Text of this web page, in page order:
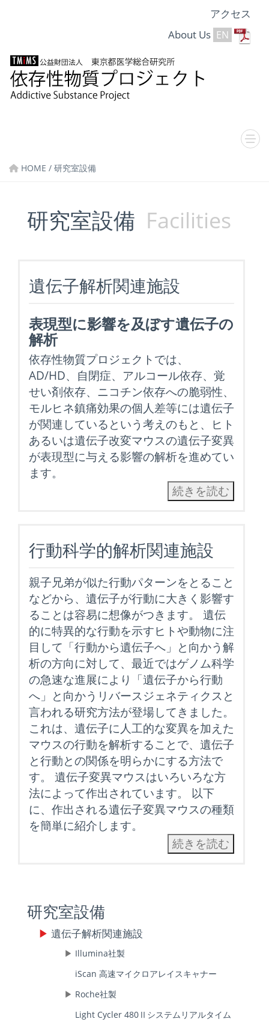
アクセス
About Us EN
HOME / 研究室設備
研究室設備 Facilities
遺伝子解析関連施設
表現型に影響を及ぼす遺伝子の
解析
依存性物質プロジェクトでは、
AD/HD、自閉症、アルコール依存、覚
せい剤依存、ニコチン依存への脆弱性、
モルヒネ鎮痛効果の個人差等には遺伝子
が関連しているという考えのもと、ヒト
あるいは遺伝子改変マウスの遺伝子変異
が表現型に与える影響の解析を進めてい
ます。
続きを読む
行動科学的解析関連施設
親子兄弟が似た行動パターンをとること
などから、遺伝子が行動に大きく影響す
ることは容易に想像がつきます。 遺伝
的に特異的な行動を示すヒトや動物に注
目して「行動から遺伝子へ」と向かう解
析の方向に対して、最近ではゲノム科学
の急速な進展により「遺伝子から行動
へ」と向かうリバースジェネティクスと
言われる研究方法が登場してきました。
これは、遺伝子に人工的な変異を加えた
マウスの行動を解析することで、遺伝子
と行動との関係を明らかにする方法で
す。 遺伝子変異マウスはいろいろな方
法によって作出されています。 以下
に、作出される遺伝子変異マウスの種類
を簡単に紹介します。
続きを読む
研究室設備
遺伝子解析関連施設
Illumina社製
iScan 高速マイクロアレイスキャナー
Roche社製
Light Cycler 480Ⅱシステムリアルタイム